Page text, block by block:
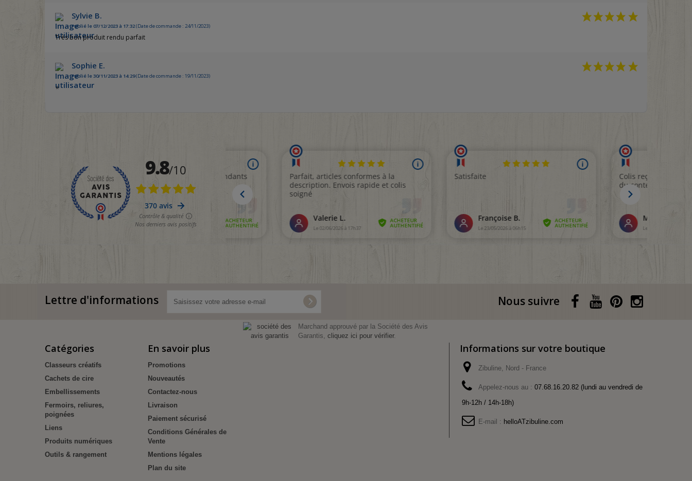
Sylvie B.
Publié le 07/12/2023 à 17:32(Date de commande : 24/11/2023)
Très bon produit rendu parfait
Sophie E.
Publié le 30/11/2023 à 14:29(Date de commande : 19/11/2023)
⭐️
Lettre d'informations Nous suivre
Catégories
Classeurs créatifs
Cachets de cire
Embellissements
Fermoirs, reliures,
poignées
Liens
Produits numériques
Outils & rangement
En savoir plus
Promotions
Nouveautés
Contactez-nous
Livraison
Paiement sécurisé
Conditions Générales de
Vente
Mentions légales
Plan du site
Informations sur votre boutique
Zibuline, Nord - France
Appelez-nous au :07.68.16.20.82 (lundi au vendredi de
9h-12h / 14h-18h)
E-mail : helloATzibuline.com
Marchand approuvé par la Société des Avis
Garantis, cliquez ici pour vérifier.